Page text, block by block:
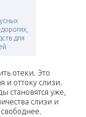
для
отеки. Это
и оттоку слизи.
становятся уже,
слизи и